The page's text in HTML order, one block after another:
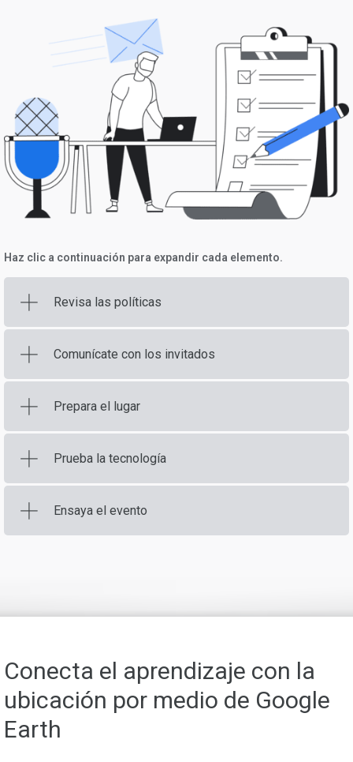
Haz clic a continuación para expandir cada elemento.
Revisa las políticas
Comunícate con los invitados
Prepara el lugar
Prueba la tecnología
Ensaya el evento
Conecta el aprendizaje con la
ubicación por medio de Google
Earth